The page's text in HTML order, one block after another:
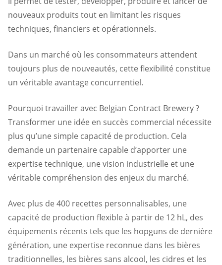
nouveaux produits tout en limitant les risques
techniques, financiers et opérationnels.
Dans un marché où les consommateurs attendent
toujours plus de nouveautés, cette flexibilité constitue
un véritable avantage concurrentiel.
Pourquoi travailler avec Belgian Contract Brewery ?
Transformer une idée en succès commercial nécessite
plus qu’une simple capacité de production. Cela
demande un partenaire capable d’apporter une
expertise technique, une vision industrielle et une
véritable compréhension des enjeux du marché.
Avec plus de 400 recettes personnalisables, une
capacité de production flexible à partir de 12 hL, des
équipements récents tels que les hopguns de dernière
génération, une expertise reconnue dans les bières
traditionnelles, les bières sans alcool, les cidres et les